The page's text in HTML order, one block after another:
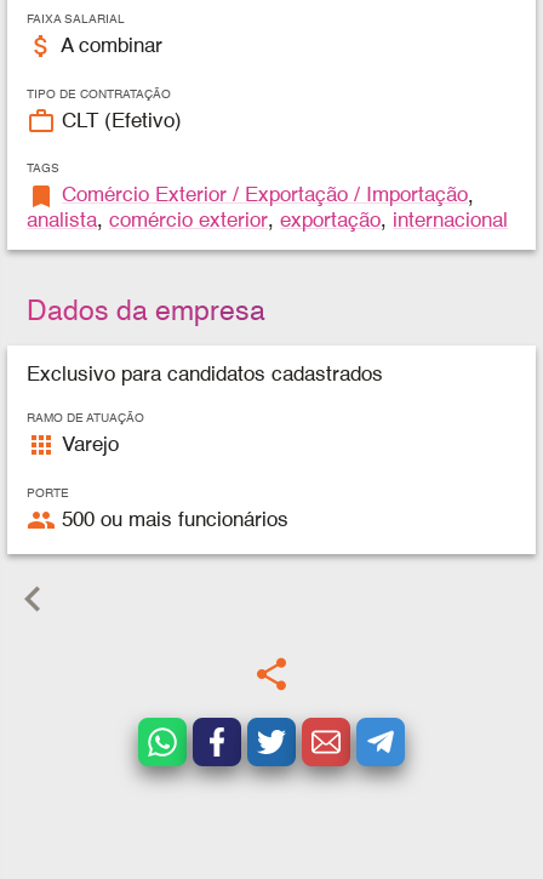
FAIXA SALARIAL
attach_money A combinar
TIPO DE CONTRATAÇÃO
work_outline CLT (Efetivo)
TAGS
bookmark Comércio Exterior / Exportação / Importação,
analista,comércio exterior,exportação, internacional
Dados da empresa
Exclusivo para candidatos cadastrados
RAMO DE ATUAÇÃO
apps Varejo
PORTE
people 500 ou mais funcionários
keyboard_arrow_left
share